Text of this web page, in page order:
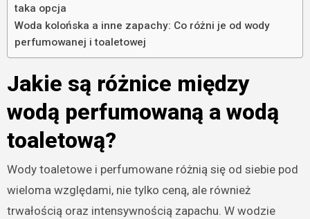
taka opcja
Woda kolońska a inne zapachy: Co różni je od wody
perfumowanej i toaletowej
Jakie są różnice między
wodą perfumowaną a wodą
toaletową?
Wody toaletowe i perfumowane różnią się od siebie pod
wieloma względami, nie tylko ceną, ale również
trwałością oraz intensywnością zapachu. W wodzie